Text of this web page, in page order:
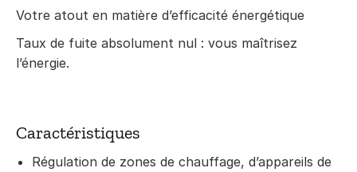
Votre atout en matière d’efficacité énergétique
Taux de fuite absolument nul : vous maîtrisez
l’énergie.
Caractéristiques
Régulation de zones de chauffage, d’appareils de